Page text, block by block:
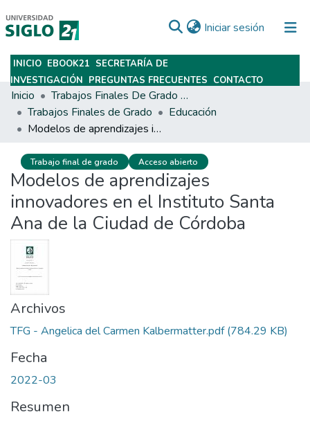
Iniciar sesión (current)
Subir
INICIO EBOOK21 SECRETARÍA DE
INVESTIGACIÓN PREGUNTAS FRECUENTES CONTACTO
Inicio
Trabajos Finales De Grado Y Posgrado
Trabajos Finales de Grado
Educación
Modelos de aprendizajes innovadores en el Instituto Santa Ana de la Ciudad de Córdoba
Trabajo final de grado Acceso abierto
Modelos de aprendizajes
innovadores en el Instituto Santa
Ana de la Ciudad de Córdoba
Archivos
TFG - Angelica del Carmen Kalbermatter.pdf(784.29 KB)
Fecha
2022-03
Resumen